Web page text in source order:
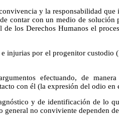
y la responsabilidad
contar con un medio de solución
los Derechos Humanos el
injurias por el progenitor custodio
efectuando, de
con él (la expresión del odio en
y de identificación de lo
general no conviviente dependen